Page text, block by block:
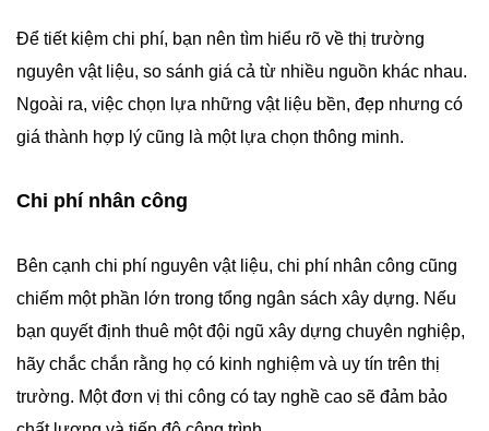
Để tiết kiệm chi phí, bạn nên tìm hiểu rõ về thị trường
nguyên vật liệu, so sánh giá cả từ nhiều nguồn khác nhau.
Ngoài ra, việc chọn lựa những vật liệu bền, đẹp nhưng có
giá thành hợp lý cũng là một lựa chọn thông minh.
Chi phí nhân công
Bên cạnh chi phí nguyên vật liệu, chi phí nhân công cũng
chiếm một phần lớn trong tổng ngân sách xây dựng. Nếu
bạn quyết định thuê một đội ngũ xây dựng chuyên nghiệp,
hãy chắc chắn rằng họ có kinh nghiệm và uy tín trên thị
trường. Một đơn vị thi công có tay nghề cao sẽ đảm bảo